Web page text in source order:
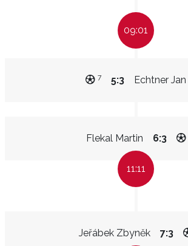
09:01
Echtner Jan
5:3
7
Flekal Martin 6:3
11:11
Jeřábek Zbyněk 7:3